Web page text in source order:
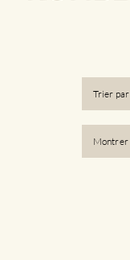
Trier par
Montrer